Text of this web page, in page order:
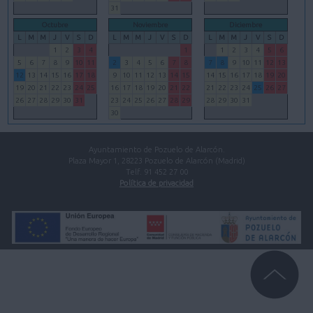
31
M M V S
D
1
2 3
4
5
6 7 8 9 10
11
12
13 14 15 16 17
18
19
20 21 22 23 24
25
26
27 28 29 30 31
M M V S
D
1
2
3 4 5 6 7
8
9
10 11 12 13 14
15
16
17 18 19 20 21
22
23
24 25 26 27 28
29
30
M M V S
D
1
2 3 4 5
6
7
8 9 10 11 12
13
14
15 16 17 18 19
20
21
22 23 24 25 26
27
28
29 30 31
Ayuntamiento de Pozuelo de Alarcón.
Plaza Mayor 1, 28223 Pozuelo de Alarcón (Madrid)
Telf. 91 452 27 00
Política de privacidad